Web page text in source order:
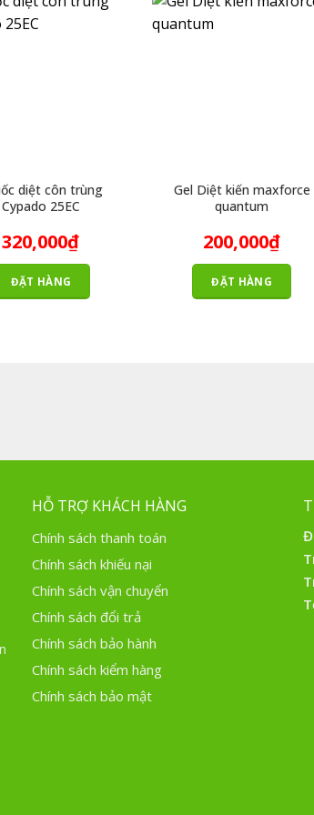
diệt côn trùng
Cypado 25EC
320,000₫
ĐẶT HÀNG
Gel Diệt kiến maxforce
quantum
200,000₫
ĐẶT HÀNG
HỖ TRỢ KHÁCH HÀNG
Chính sách thanh toán
Chính sách khiếu nại
Chính sách vận chuyển
Chính sách đổi trả
Chính sách bảo hành
Chính sách kiểm hàng
Chính sách bảo mật